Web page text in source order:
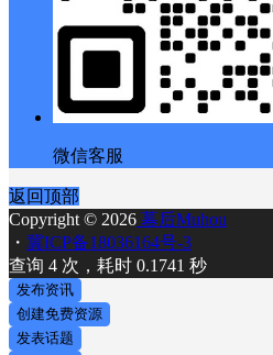
微信客服
返回顶部
Copyright © 2026 幕后Muhou
・ 冀ICP备18036164号-3
查询 4 次，耗时 0.1741 秒
发布资讯
创建免费资源
发表话题